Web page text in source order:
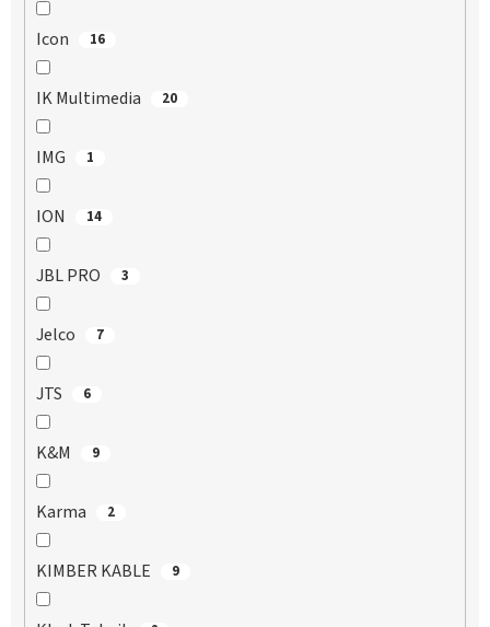
Icon 16
IK Multimedia 20
IMG 1
ION 14
JBL PRO 3
Jelco 7
JTS 6
K&M 9
Karma 2
KIMBER KABLE 9